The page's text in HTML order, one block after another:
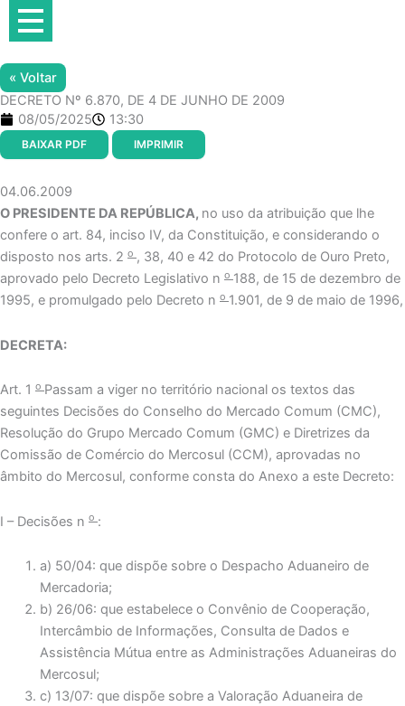
para
conteúdo
« Voltar
DECRETO Nº 6.870, DE 4 DE JUNHO DE 2009
08/05/2025
13:30
BAIXAR PDF IMPRIMIR
04.06.2009
O PRESIDENTE DA REPÚBLICA, no uso da atribuição que lhe
confere o art. 84, inciso IV, da Constituição, e considerando o
disposto nos arts. 2 o , 38, 40 e 42 do Protocolo de Ouro Preto,
aprovado pelo Decreto Legislativo n o 188, de 15 de dezembro de
1995, e promulgado pelo Decreto n o 1.901, de 9 de maio de 1996,
DECRETA:
Art. 1 o Passam a viger no território nacional os textos das
seguintes Decisões do Conselho do Mercado Comum (CMC),
Resolução do Grupo Mercado Comum (GMC) e Diretrizes da
Comissão de Comércio do Mercosul (CCM), aprovadas no
âmbito do Mercosul, conforme consta do Anexo a este Decreto:
I – Decisões n o :
a) 50/04: que dispõe sobre o Despacho Aduaneiro de
Mercadoria;
b) 26/06: que estabelece o Convênio de Cooperação,
Intercâmbio de Informações, Consulta de Dados e
Assistência Mútua entre as Administrações Aduaneiras do
Mercosul;
c) 13/07: que dispõe sobre a Valoração Aduaneira de